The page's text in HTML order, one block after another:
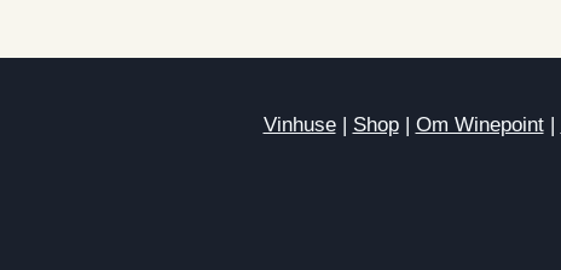
Vinhuse| Shop| Om Winepoint|